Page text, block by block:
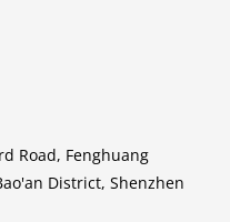
Road, Fenghuang
District, Shenzhen